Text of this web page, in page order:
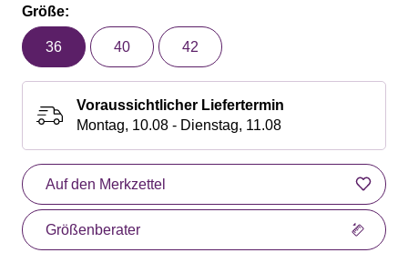
Größe:
36 40 42
Voraussichtlicher Liefertermin
Montag, 10.08 - Dienstag, 11.08
Auf den Merkzettel
Größenberater